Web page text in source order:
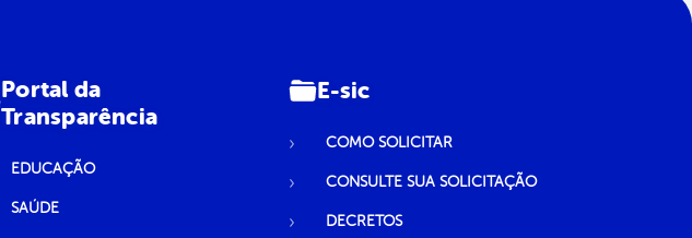
Portal da
Transparência
EDUCAÇÃO
SAÚDE
E-sic
COMO SOLICITAR
CONSULTE SUA SOLICITAÇÃO
DECRETOS